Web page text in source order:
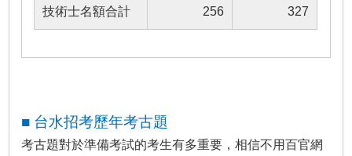
技術士名額合計 256 327
■ 台水招考歷年考古題
考古題對於準備考試的考生有多重要，相信不用百官網